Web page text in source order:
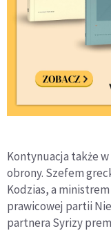
Kontynuacja także
obrony. Szefem
Kodzias, a
prawicowej partii
partnera Syrizy